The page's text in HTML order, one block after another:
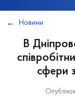
Новини
В
сфери